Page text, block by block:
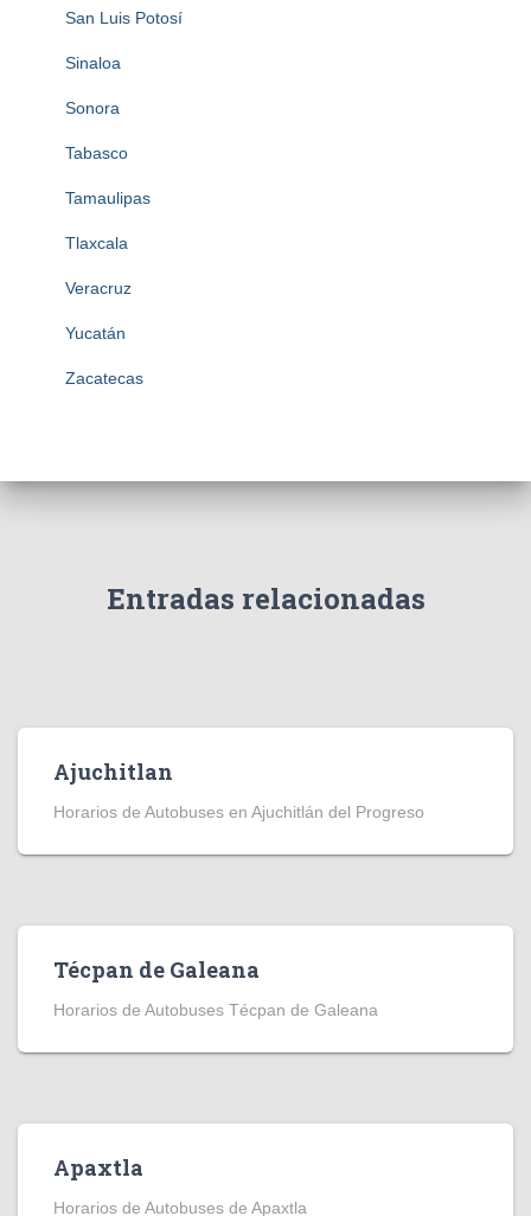
San Luis Potosí
Sinaloa
Sonora
Tabasco
Tamaulipas
Tlaxcala
Veracruz
Yucatán
Zacatecas
Entradas relacionadas
Ajuchitlan
Horarios de Autobuses en Ajuchitlán del Progreso
Técpan de Galeana
Horarios de Autobuses Técpan de Galeana
Apaxtla
Horarios de Autobuses de Apaxtla